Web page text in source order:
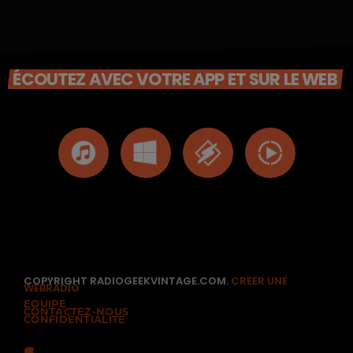
ÉCOUTEZ AVEC VOTRE APP ET SUR LE WEB
COPYRIGHT RADIOGEEKVINTAGE.COM. CREER UNE
WEBRADIO
EQUIPE
CONTACTEZ-NOUS
CONFIDENTIALITÉ